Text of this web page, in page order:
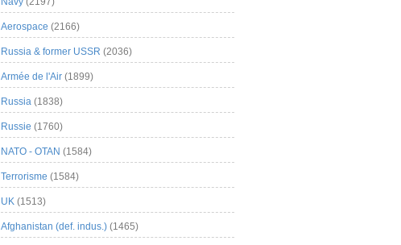
Aerospace (2166)
Russia & former USSR (2036)
Armée de l'Air (1899)
Russia (1838)
Russie (1760)
NATO - OTAN (1584)
Terrorisme (1584)
UK (1513)
Afghanistan (def. indus.) (1465)